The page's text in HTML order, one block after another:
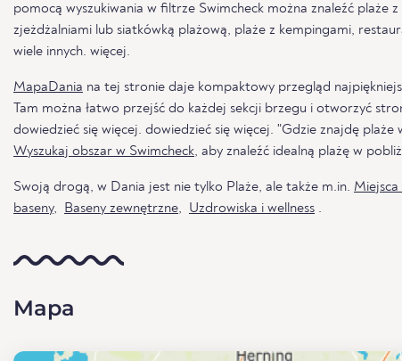
pomocą wyszukiwania w filtrze Swimcheck można znaleźć plaże
zjeżdżalniami lub siatkówką plażową, plaże z kempingami,
wiele innych. więcej.
MapaDania na tej stronie daje kompaktowy przegląd
Tam można łatwo przejść do każdej sekcji brzegu i otworzyć
dowiedzieć się więcej. dowiedzieć się więcej. "Gdzie znajdę plaże
Wyszukaj obszar w Swimcheck, aby znaleźć idealną plażę w
Swoją drogą, w Dania jest nie tylko Plaże, ale także m.in.
baseny, Baseny zewnętrzne, Uzdrowiska i wellness .
Mapa